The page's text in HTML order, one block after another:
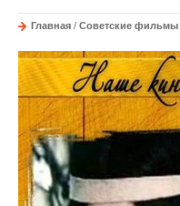
Главная / Советские фильмы